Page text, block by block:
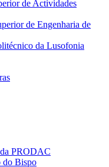
de Actividades
de Engenharia de
da Lusofonia
PRODAC
do Bispo